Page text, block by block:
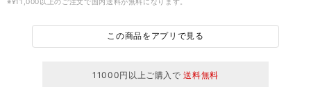
この商品をアプリで見る
11000円以上ご購入で送料無料